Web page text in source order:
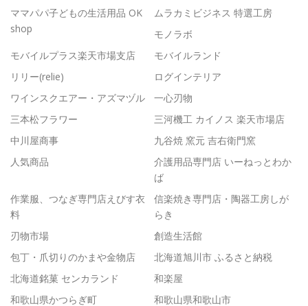
ママパパ子どもの生活用品 OK
shop
ムラカミビジネス 特選工房
モノラボ
モバイルプラス楽天市場支店
モバイルランド
リリー(relie)
ログインテリア
ワインスクエアー・アズマヅル
一心刃物
三本松フラワー
三河機工 カイノス 楽天市場店
中川屋商事
九谷焼 窯元 吉右衛門窯
人気商品
介護用品専門店 いーねっとわか
ば
作業服、つなぎ専門店えびす衣
料
信楽焼き専門店・陶器工房しが
らき
刃物市場
創造生活館
包丁・爪切りのかまや金物店
北海道旭川市 ふるさと納税
北海道銘菓 センカランド
和楽屋
和歌山県かつらぎ町
和歌山県和歌山市